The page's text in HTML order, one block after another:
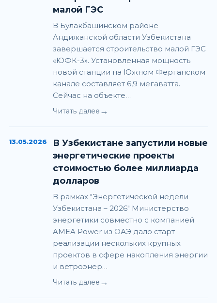
малой ГЭС
В Булакбашинском районе
Андижанской области Узбекистана
завершается строительство малой ГЭС
«ЮФК-3». Установленная мощность
новой станции на Южном Ферганском
канале составляет 6,9 мегаватта.
Сейчас на объекте…
Читать далее →
13.05.2026
В Узбекистане запустили новые
энергетические проекты
стоимостью более миллиарда
долларов
В рамках "Энергетической недели
Узбекистана – 2026" Министерство
энергетики совместно с компанией
AMEA Power из ОАЭ дало старт
реализации нескольких крупных
проектов в сфере накопления энергии
и ветроэнер…
Читать далее →